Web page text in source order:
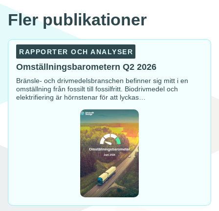
Fler publikationer
Omställningsbarometern
2026
RAPPORTER OCH ANALYSER
Omställningsbarometern Q2 2026
Bränsle- och drivmedelsbranschen befinner sig mitt i en
omställning från fossilt till fossilfritt. Biodrivmedel och
elektrifiering är hörnstenar för att lyckas…